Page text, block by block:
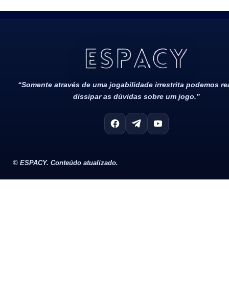
“Somente através de uma jogabilidade irrestrita podemos
dissipar as dúvidas sobre um jogo.”
© ESPACY. Conteúdo atualizado.